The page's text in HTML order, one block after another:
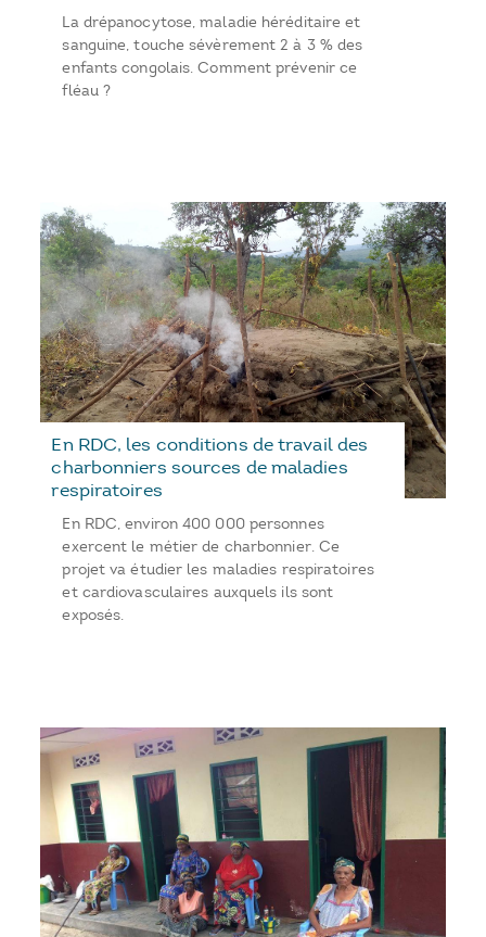
La drépanocytose, maladie héréditaire et
sanguine, touche sévèrement 2 à 3 % des
enfants congolais. Comment prévenir ce
fléau ?
En RDC, les conditions de travail des
charbonniers sources de maladies
respiratoires
En RDC, environ 400 000 personnes
exercent le métier de charbonnier. Ce
projet va étudier les maladies respiratoires
et cardiovasculaires auxquels ils sont
exposés.